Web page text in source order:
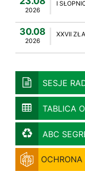
2026
I
30.08
2026
XXVII
SESJE
TABLICA
ABC